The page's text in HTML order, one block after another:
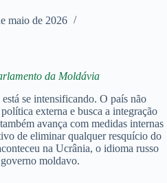
maio de 2026
da Moldávia
se intensificando. O país não
externa e busca a integração
avança com medidas internas
de eliminar qualquer resquício do
na Ucrânia, o idioma russo
moldavo.